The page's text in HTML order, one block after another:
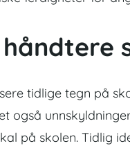
tidlige tegn på
også
på skolen. Tidlig